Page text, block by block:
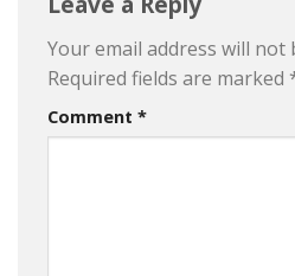
Your email address will not
Required fields are marked
Comment *